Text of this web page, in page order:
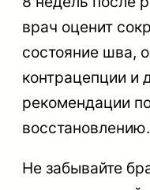
врач оценит
состояние шва,
контрацепции и
рекомендации
восстановлению.
Не забывайте